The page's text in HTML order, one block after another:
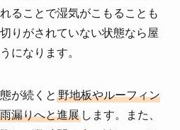
ることで湿気がこもることも
りがされていない状態なら屋
になります。
が続くと 野地板やルーフィン
漏りへと進展します。また、